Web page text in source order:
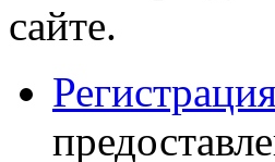
сайте.